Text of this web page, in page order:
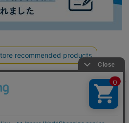
会社概要 個人情報保護方針
特定商